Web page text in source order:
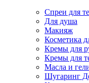
Спреи для
Для душа
Макияж
Косметика
Кремы для
Кремы для
Масла и
Шугаринг